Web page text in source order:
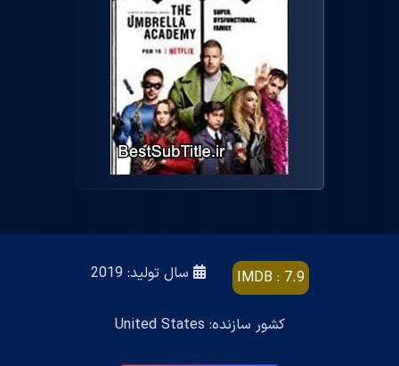
IMDB : 7.9 سال تولید: 2019
کشور سازنده: United States